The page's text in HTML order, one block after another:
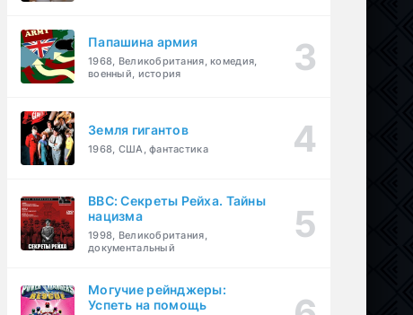
Папашина армия
1968, Великобритания, комедия,
военный, история
Земля гигантов
1968, США, фантастика
BBC: Секреты Рейха. Тайны
нацизма
1998, Великобритания,
документальный
Могучие рейнджеры:
Успеть на помощь